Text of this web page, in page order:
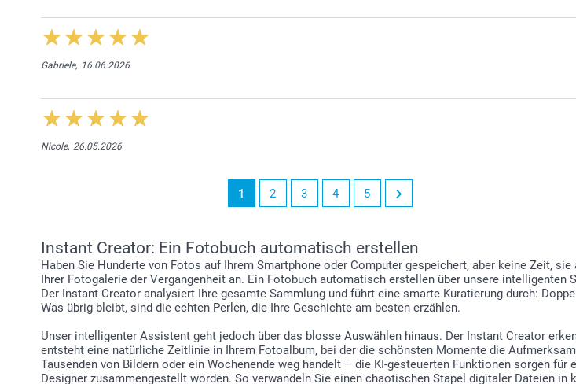
Gabriele, 16.06.2026
Nicole, 26.05.2026
1 2 3 4 5
Instant Creator: Ein Fotobuch automatisch erstellen
Haben Sie Hunderte von Fotos auf Ihrem Smartphone oder Computer gespeichert, aber keine Zeit,
Ihrer Fotogalerie der Vergangenheit an. Ein Fotobuch automatisch erstellen über unsere
Der Instant Creator analysiert Ihre gesamte Sammlung und führt eine smarte Kuratierung durch:
Was übrig bleibt, sind die echten Perlen, die Ihre Geschichte am besten erzählen.
Unser intelligenter Assistent geht jedoch über das blosse Auswählen hinaus. Der Instant Creator
entsteht eine natürliche Zeitlinie in Ihrem Fotoalbum, bei der die schönsten Momente die
Tausenden von Bildern oder ein Wochenende weg handelt – die KI-gesteuerten Funktionen sorgen
Designer zusammengestellt worden. So verwandeln Sie einen chaotischen Stapel digitaler Dateien